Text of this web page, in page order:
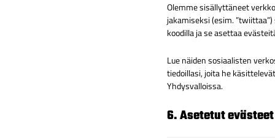
Olemme sisällyttäneet
jakamiseksi (esim.
koodilla ja se asettaa
Lue näiden sosiaalisten
tiedoillasi, joita he
Yhdysvalloissa.
6. Asetetut evästeet